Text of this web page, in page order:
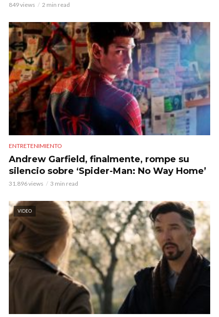
849 views 2 min read
ENTRETENIMIENTO
Andrew Garfield, finalmente, rompe su
silencio sobre ‘Spider-Man: No Way Home’
31.896 views 3 min read
VIDEO